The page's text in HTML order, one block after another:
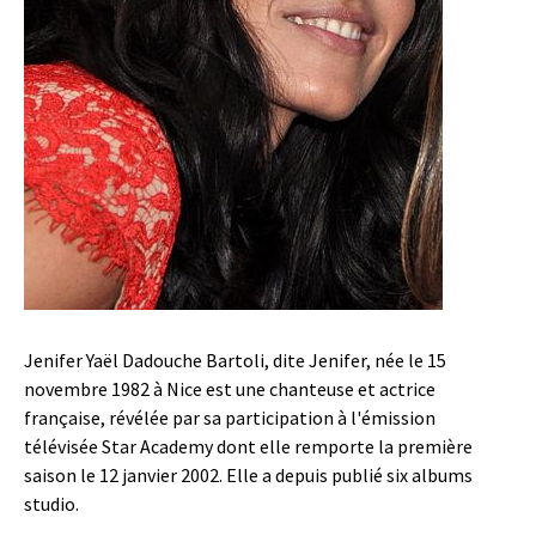
Jenifer Yaël Dadouche Bartoli, dite Jenifer, née le 15
novembre 1982 à Nice est une chanteuse et actrice
française, révélée par sa participation à l'émission
télévisée Star Academy dont elle remporte la première
saison le 12 janvier 2002. Elle a depuis publié six albums
studio.